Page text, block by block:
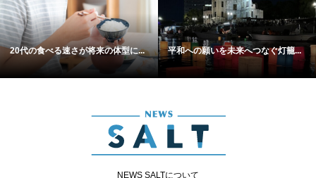
20代の食べる速さが将来の体型に... 平和への願いを未来へつなぐ灯籠...
NEWS SALTについて